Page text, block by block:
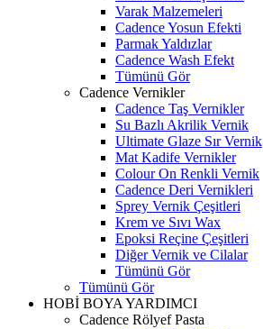
Varak Malzemeleri
Cadence Yosun Efekti
Parmak Yaldızlar
Cadence Wash Efekt
Tümünü Gör
Cadence Vernikler
Cadence Taş Vernikler
Su Bazlı Akrilik Vernik
Ultimate Glaze Sır Vernik
Mat Kadife Vernikler
Colour On Renkli Vernik
Cadence Deri Vernikleri
Sprey Vernik Çeşitleri
Krem ve Sıvı Wax
Epoksi Reçine Çeşitleri
Diğer Vernik ve Cilalar
Tümünü Gör
Tümünü Gör
HOBİ BOYA YARDIMCI
Cadence Rölyef Pasta